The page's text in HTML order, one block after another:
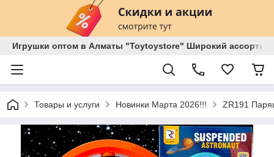
Игрушки оптом в Алматы "Toytoystore" Широкий
Товары и услуги Новинки Марта 2026!!! ZR191